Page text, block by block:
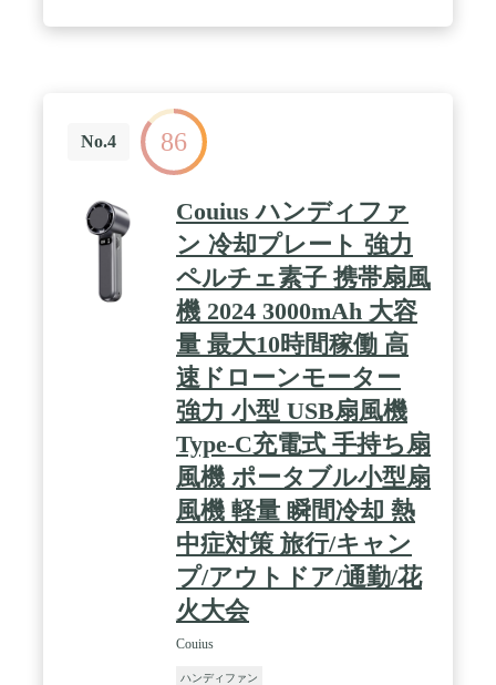
の優れた機能を備えています。また、手ひらよりも
6.5*3.4*13.8cmで、鞄にポンっと入れておくにお気
軽に外出できます。ストラップ付きで便利さを向上
させました。 / ❄️【3段階風量調節可】2000mAhのバ
ッテリーを内蔵され、容量も十分ありますので、充
電頻度も少なくて済むこのハンディ扇風機は弱-中-
強の3段階風速モードがあり、風量切替ボタンを押
すたびに、自分に適切な風速モードを選べます。熱
中症、発熱、あるいは日焼けしている場合はこの小
型扇風機を使いながら体の温度を下げることができ
ます。小さいかつ手持ちと卓上の両用設計で使い方
も自由自在、散歩や花火大会、運動会やオフィスな
ど、様々なシーンで大活躍、夏日のプレゼント用に
も最適です。ご注意：ベビーカー内での使用はお避
けください。 / ❄️【手持ち/卓上両用＆様々なシーン
で大活躍】ベース台を取り付ければ、卓上扇風機と
しても使用でき、旅先でお風呂上がりに涼むのにも
ぴったり。ベース台から取り外すと手持ちファンに
なり、外出時快適に使えます。小さいのにパワフル
で夏の様々なシーンで蒸し暑いトイレの中でもお役
立ち。花火大会やキャンプなど夏のレジャーやアウ
トドア、スポーツ観戦等のイベントで大活躍。会
社、車内、通勤中、出張、オフィス、買い物、暑い
場所で働いている家族、友人、恋人、同僚への素敵
なプレゼントです。 / ❄️【パッケージ内容＆サポー
ト】USBポート搭載で、パソコンや充電器、モバイ
す。※付属品：高品質ストラップ、卓上用ホルダー
（D型のホルダーで、本体のD型の手持ち部分と方
No.4 86
Couius ハンディファ
ン 冷却プレート 強力
ペルチェ素子 携帯扇風
機 2024 3000mAh 大容
量 最大10時間稼働 高
速ドローンモーター
強力 小型 USB扇風機
Type-C充電式 手持ち扇
風機 ポータブル小型扇
風機 軽量 瞬間冷却 熱
中症対策 旅行/キャン
プ/アウトドア/通勤/花
火大会
Couius
ハンディファン